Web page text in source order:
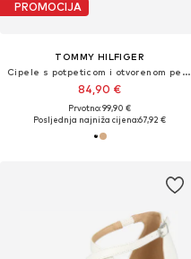
PROMOCIJA
TOMMY HILFIGER
Cipele s potpeticom i otvorenom petom
84,90 €
Prvotno: 99,90 €
Posljednja najniža cijena:67,92 €